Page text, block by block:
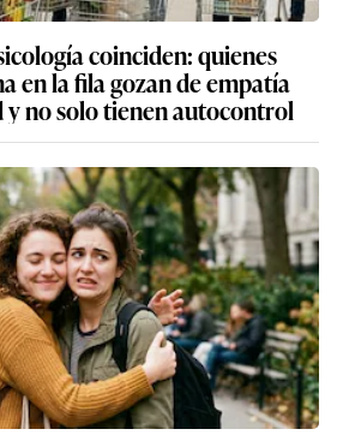
coinciden: quienes
en la fila gozan de empatía
no solo tienen autocontrol